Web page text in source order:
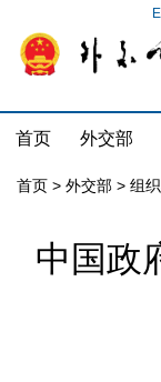
首页 外交部
首页 > 外交部 > 组
中国政